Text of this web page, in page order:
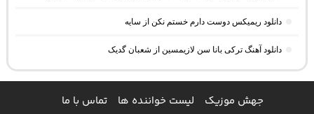
دانلود ریمیکس دوست دارم خستم نکن از سایه
دانلود آهنگ ترکی بانا سن لازیمسین از شعبان گدیک
جهش موزیک لیست خواننده ها
تماس با ما